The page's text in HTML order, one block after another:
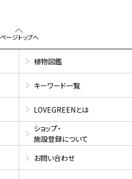
ページトップへ
植物図鑑
キーワード一覧
LOVEGREENとは
ショップ・
施設登録について
お問い合わせ